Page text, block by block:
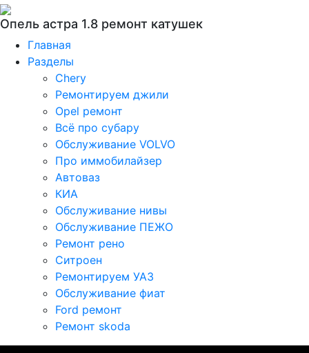
Опель астра 1.8 ремонт катушек
Главная
Разделы
Chery
Ремонтируем джили
Opel ремонт
Всё про субару
Обслуживание VOLVO
Про иммобилайзер
Автоваз
КИА
Обслуживание нивы
Обслуживание ПЕЖО
Ремонт рено
Ситроен
Ремонтируем УАЗ
Обслуживание фиат
Ford ремонт
Ремонт skoda